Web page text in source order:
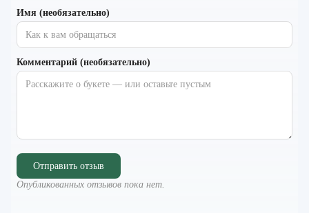
Имя (необязательно)
Комментарий (необязательно)
Отправить отзыв
Опубликованных отзывов пока нет.